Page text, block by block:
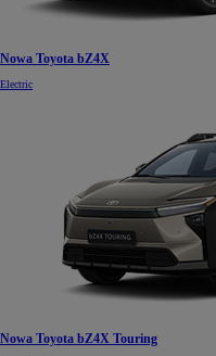
Nowa Toyota bZ4X
Electric
Nowa Toyota bZ4X Touring